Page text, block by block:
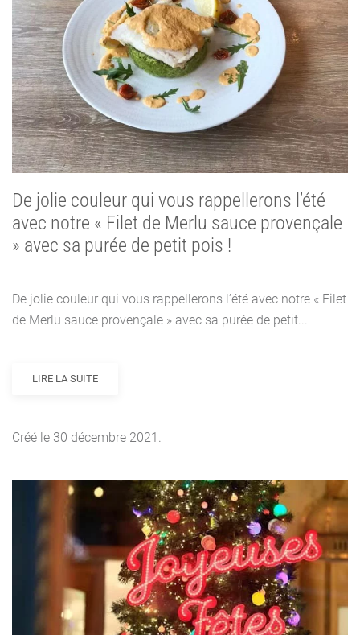
De jolie couleur qui vous rappellerons l’été
avec notre « Filet de Merlu sauce provençale
» avec sa purée de petit pois !
De jolie couleur qui vous rappellerons l’été avec notre « Filet
de Merlu sauce provençale » avec sa purée de petit...
LIRE LA SUITE
Créé le 30 décembre 2021 .